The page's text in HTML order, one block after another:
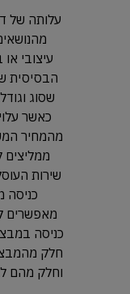
עלותה של
עיצובי
הבסיסית
שסוג
כאשר
מהמחיר
ממליצים
שירות
כניסה
מאפשרים
כניסה
חלק
וחלק מהם